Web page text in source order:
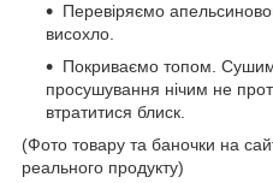
Перевіряємо
висохло.
Покриваємо топом.
просушування нічим не
втратитися блиск.
(Фото товару та баночки на
реального продукту)